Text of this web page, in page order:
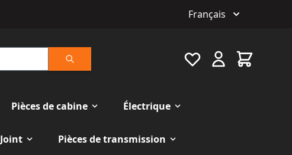
Français
Rechercher
Favourite Cart
Pièces de cabine Électrique
Joint Pièces de transmission